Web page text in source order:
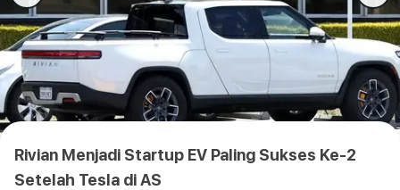
Rivian Menjadi Startup EV Paling Sukses Ke-2
Setelah Tesla di AS